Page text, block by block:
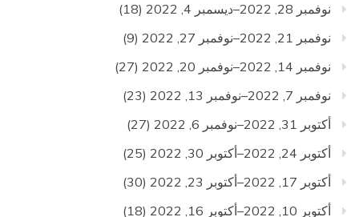
نوفمبر 28, 2022–ديسمبر 4, 2022
(18)
نوفمبر 21, 2022–نوفمبر 27, 2022
(9)
نوفمبر 14, 2022–نوفمبر 20, 2022
(27)
نوفمبر 7, 2022–نوفمبر 13, 2022
(23)
أكتوبر 31, 2022–نوفمبر 6, 2022
(27)
أكتوبر 24, 2022–أكتوبر 30, 2022
(25)
أكتوبر 17, 2022–أكتوبر 23, 2022
(30)
أكتوبر 10, 2022–أكتوبر 16, 2022
(18)